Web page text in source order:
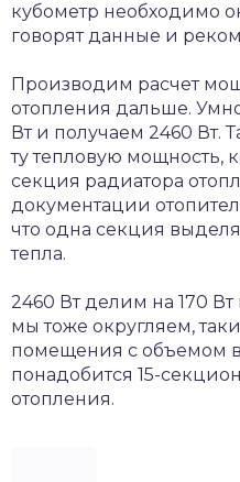
кубометр необходимо
говорят данные и
Производим расчет
отопления дальше.
Вт и получаем 2460 Вт.
ту тепловую мощность,
секция радиатора
документации
что одна секция
тепла.
2460 Вт делим на 170
мы тоже округляем,
помещения с объемом
понадобится 15-
отопления.